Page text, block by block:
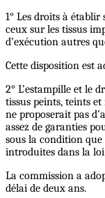
1° Les droits à
ceux sur les tissus
d’exécution autres
Cette disposition est
2° L’estampille et le
tissus peints, teints
ne proposerait pas
assez de garanties
sous la condition que
introduites dans la loi
La commission a
délai de deux ans.